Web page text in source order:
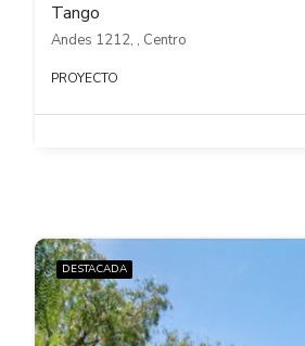
Tango
Andes 1212, , Centro
PROYECTO
DESTACADA